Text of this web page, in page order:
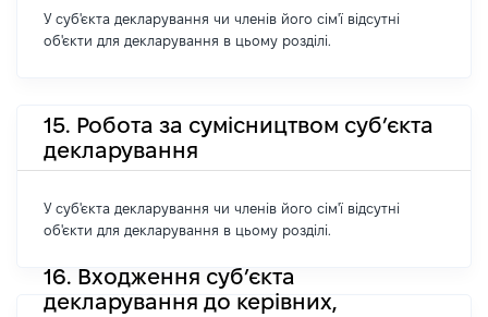
У суб'єкта декларування чи членів його сім'ї відсутні
об'єкти для декларування в цьому розділі.
15. Робота за сумісництвом суб’єкта
декларування
У суб'єкта декларування чи членів його сім'ї відсутні
об'єкти для декларування в цьому розділі.
16. Входження суб’єкта
декларування до керівних,